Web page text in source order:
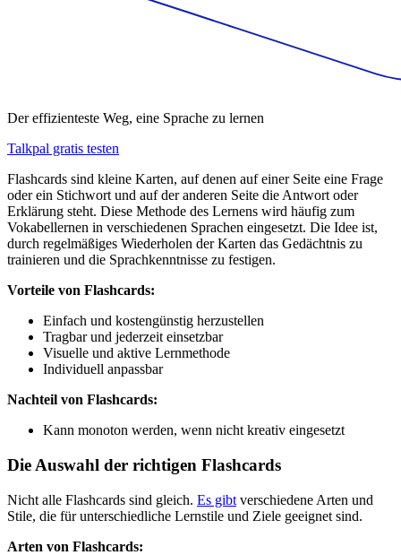
Der effizienteste Weg, eine Sprache zu lernen
Talkpal gratis testen
Flashcards sind kleine Karten, auf denen auf einer Seite eine Frage
oder ein Stichwort und auf der anderen Seite die Antwort oder
Erklärung steht. Diese Methode des Lernens wird häufig zum
Vokabellernen in verschiedenen Sprachen eingesetzt. Die Idee ist,
durch regelmäßiges Wiederholen der Karten das Gedächtnis zu
trainieren und die Sprachkenntnisse zu festigen.
Vorteile von Flashcards:
Einfach und kostengünstig herzustellen
Tragbar und jederzeit einsetzbar
Visuelle und aktive Lernmethode
Individuell anpassbar
Nachteil von Flashcards:
Kann monoton werden, wenn nicht kreativ eingesetzt
Die Auswahl der richtigen Flashcards
Nicht alle Flashcards sind gleich. Es gibt verschiedene Arten und
Stile, die für unterschiedliche Lernstile und Ziele geeignet sind.
Arten von Flashcards: